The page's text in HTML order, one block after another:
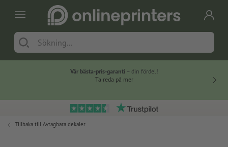
Vår bästa-pris-garanti – din fördel!
Ta reda på mer
Tillbaka till Avtagbara dekaler